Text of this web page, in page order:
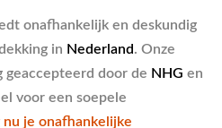
onafhankelijk en deskundig
in Nederland. Onze
door de NHG en
voor een soepele
nu je onafhankelijke